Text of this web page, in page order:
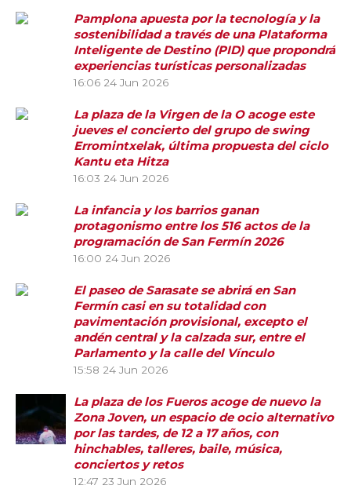
Pamplona apuesta por la tecnología y la
sostenibilidad a través de una Plataforma
Inteligente de Destino (PID) que propondrá
experiencias turísticas personalizadas
16:06 24 Jun 2026
La plaza de la Virgen de la O acoge este
jueves el concierto del grupo de swing
Erromintxelak, última propuesta del ciclo
Kantu eta Hitza
16:03 24 Jun 2026
La infancia y los barrios ganan
protagonismo entre los 516 actos de la
programación de San Fermín 2026
16:00 24 Jun 2026
El paseo de Sarasate se abrirá en San
Fermín casi en su totalidad con
pavimentación provisional, excepto el
andén central y la calzada sur, entre el
Parlamento y la calle del Vínculo
15:58 24 Jun 2026
La plaza de los Fueros acoge de nuevo la
Zona Joven, un espacio de ocio alternativo
por las tardes, de 12 a 17 años, con
hinchables, talleres, baile, música,
conciertos y retos
12:47 23 Jun 2026